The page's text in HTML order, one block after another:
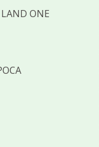
ONE